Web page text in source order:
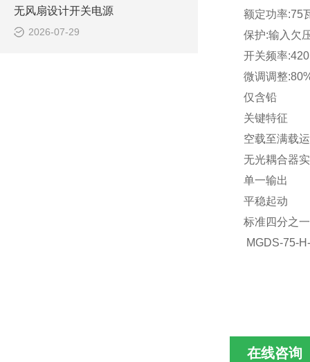
无风扇设计开关电源
2026-07-29
额定功率:75
保护:输入欠
开关频率
微调调整
仅含铅
关键特征
空载至满载
无光耦合器
单一输出
平稳起动
标准四分之
MGDS-75-
在线咨询